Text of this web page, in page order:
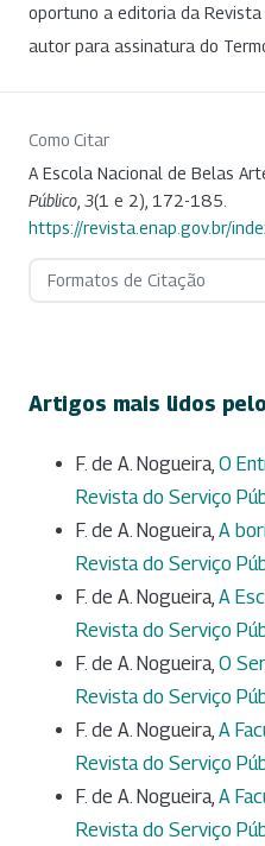
oportuno a editoria da
autor para assinatura do
Como Citar
A Escola Nacional de Belas
Público 3(1 e 2), 172-185.
https://revista.enap.gov.br/
Formatos de Citação
Artigos mais lidos
F. de A. Nogueira, O
Revista do Serviço
F. de A. Nogueira, A
Revista do Serviço
F. de A. Nogueira, A
Revista do Serviço
F. de A. Nogueira, O
Revista do Serviço
F. de A. Nogueira, A
Revista do Serviço
F. de A. Nogueira, A
Revista do Serviço